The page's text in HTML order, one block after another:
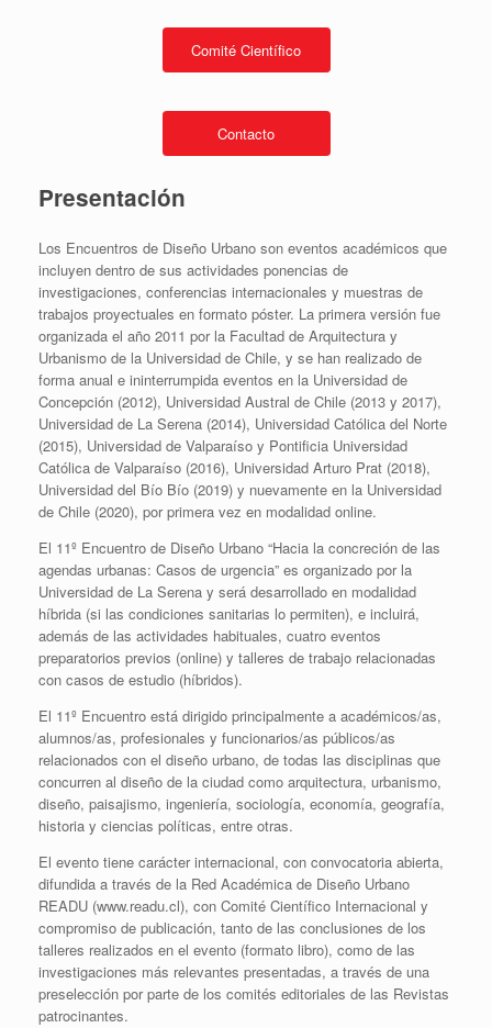
Comité Científico
Contacto
Presentación
Los Encuentros de Diseño Urbano son eventos académicos que
incluyen dentro de sus actividades ponencias de
investigaciones, conferencias internacionales y muestras de
trabajos proyectuales en formato póster. La primera versión fue
organizada el año 2011 por la Facultad de Arquitectura y
Urbanismo de la Universidad de Chile, y se han realizado de
forma anual e ininterrumpida eventos en la Universidad de
Concepción (2012), Universidad Austral de Chile (2013 y 2017),
Universidad de La Serena (2014), Universidad Católica del Norte
(2015), Universidad de Valparaíso y Pontificia Universidad
Católica de Valparaíso (2016), Universidad Arturo Prat (2018),
Universidad del Bío Bío (2019) y nuevamente en la Universidad
de Chile (2020), por primera vez en modalidad online.
El 11º Encuentro de Diseño Urbano “Hacia la concreción de las
agendas urbanas: Casos de urgencia” es organizado por la
Universidad de La Serena y será desarrollado en modalidad
híbrida (si las condiciones sanitarias lo permiten), e incluirá,
además de las actividades habituales, cuatro eventos
preparatorios previos (online) y talleres de trabajo relacionadas
con casos de estudio (híbridos).
El 11º Encuentro está dirigido principalmente a académicos/as,
alumnos/as, profesionales y funcionarios/as públicos/as
relacionados con el diseño urbano, de todas las disciplinas que
concurren al diseño de la ciudad como arquitectura, urbanismo,
diseño, paisajismo, ingeniería, sociología, economía, geografía,
historia y ciencias políticas, entre otras.
El evento tiene carácter internacional, con convocatoria abierta,
difundida a través de la Red Académica de Diseño Urbano
READU (www.readu.cl), con Comité Científico Internacional y
compromiso de publicación, tanto de las conclusiones de los
talleres realizados en el evento (formato libro), como de las
investigaciones más relevantes presentadas, a través de una
preselección por parte de los comités editoriales de las Revistas
patrocinantes.